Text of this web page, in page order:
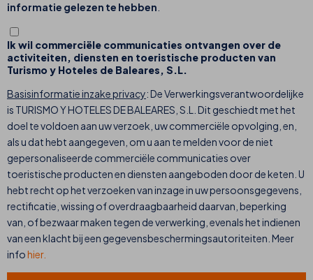
informatie gelezen te hebben
Ik wil commerciële communicaties ontvangen over de
activiteiten, diensten en toeristische producten van
Turismo y Hoteles de Baleares, S.L.
Basisinformatie inzake privacy: De Verwerkingsverantwoordelijke
is TURISMO Y HOTELES DE BALEARES, S.L. Dit geschiedt met het
doel te voldoen aan uw verzoek, uw commerciële opvolging, en,
als u dat hebt aangegeven, om u aan te melden voor de niet
gepersonaliseerde commerciële communicaties over
toeristische producten en diensten aangeboden door de keten. U
hebt recht op het verzoeken van inzage in uw persoonsgegevens,
rectificatie, wissing of overdraagbaarheid daarvan, beperking
van, of bezwaar maken tegen de verwerking, evenals het indienen
van een klacht bij een gegevensbeschermingsautoriteiten. Meer
infohier.